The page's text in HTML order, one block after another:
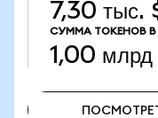
7,30 тыс.
СУММА ТОКЕНОВ В
1,00 млрд